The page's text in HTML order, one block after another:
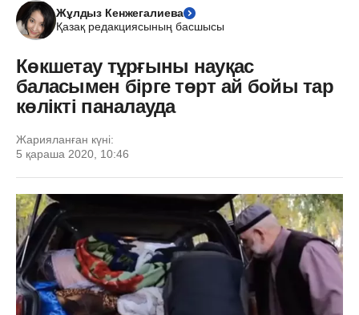
Жұлдыз Кенжегалиева
Қазақ редакциясының басшысы
Көкшетау тұрғыны науқас
баласымен бірге төрт ай бойы тар
көлікті паналауда
Жарияланған күні:
5 қараша 2020, 10:46